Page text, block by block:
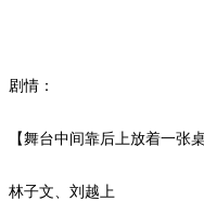
剧情：
【舞台中间靠后上放着一张
林子文、刘越上